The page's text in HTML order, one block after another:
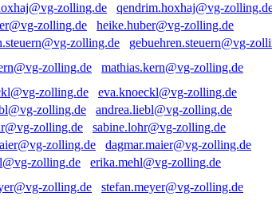
qendrim.hoxhaj@vg-
heike.huber@vg-zolling.de
gebuehren.steuern@vg-
mathias.kern@vg-zolling.de
eva.knoeckl@vg-zolling.de
andrea.liebl@vg-zolling.de
sabine.lohr@vg-zolling.de
dagmar.maier@vg-zolling.de
erika.mehl@vg-zolling.de
stefan.meyer@vg-zolling.de